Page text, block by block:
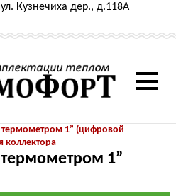
Кузнечиха дер., д.118А
1” (цифровой
коллектора
1”